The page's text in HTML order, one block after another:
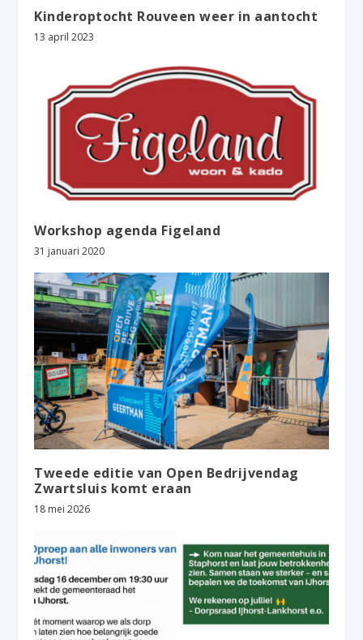
Kinderoptocht Rouveen weer in aantocht
13 april 2023
Workshop agenda Figeland
31 januari 2020
Tweede editie van Open Bedrijvendag
Zwartsluis komt eraan
18 mei 2026